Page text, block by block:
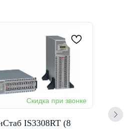
IS3308RT (8